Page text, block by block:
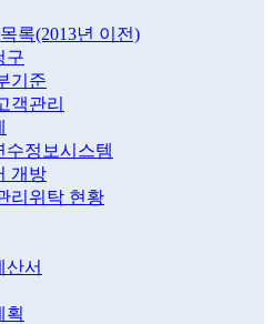
록(2013년 이전)
구
기준
객관리
수정보시스템
개방
리위탁 현황
산서
획